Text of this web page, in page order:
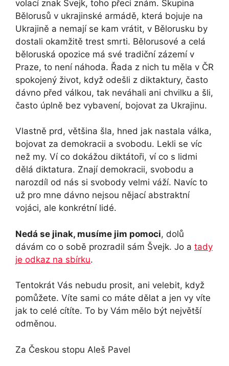
volací znak Švejk, toho přeci znám. Skupina
Bělorusů v ukrajinské armádě, která bojuje na
Ukrajině a nemají se kam vrátit, v Bělorusku by
dostali okamžitě trest smrti. Bělorusové a celá
běloruská opozice má své tradiční zázemí v
Praze, to není náhoda. Řada z nich tu měla v ČR
spokojený život, když odešli z diktaktury, často
dávno před válkou, tak neváhali ani chvilku a šli,
často úplně bez vybavení, bojovat za Ukrajinu.
Vlastně prd, většina šla, hned jak nastala válka,
bojovat za demokracii a svobodu. Lekli se víc
než my. Ví co dokážou diktátoři, ví co s lidmi
dělá diktatura. Znají demokracii, svobodu a
narozdíl od nás si svobody velmi váží. Navíc to
už pro mne dávno nejsou nějací abstraktní
vojáci, ale konkrétní lidé.
Nedá se jinak, musíme jim pomoci, dolů
dávám co o sobě prozradil sám Švejk. Jo a tady
je odkaz na sbírku.
Tentokrát Vás nebudu prosit, ani velebit, když
pomůžete. Víte sami co máte dělat a jen vy víte
jak to celé cítíte. To by Vám mělo být největší
odměnou.
Za Českou stopu Aleš Pavel